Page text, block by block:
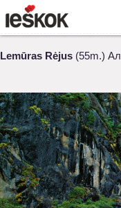
Lemūras Rėjus (55m.)